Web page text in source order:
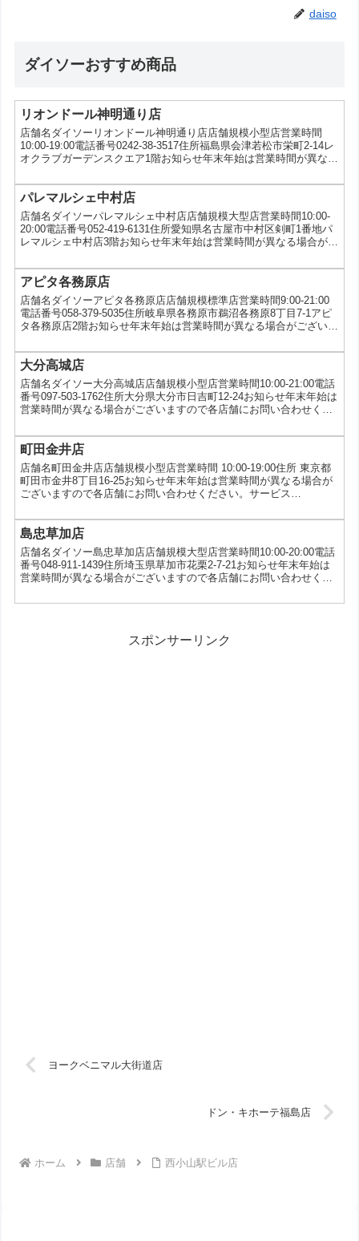
daiso
ダイソーおすすめ商品
リオンドール神明通り店
店舗名ダイソーリオンドール神明通り店店舗規模小型店営業時間
10:00-19:00電話番号0242-38-3517住所福島県会津若松市栄町2-14レ
オクラブガーデンスクエア1階お知らせ年末年始は営業時間が異なる
VIVOナイフキャンペーン、au三太郎の日
パレマルシェ中村店
店舗名ダイソーパレマルシェ中村店店舗規模大型店営業時間10:00-
20:00電話番号052-419-6131住所愛知県名古屋市中村区剣町1番地パ
レマルシェ中村店3階お知らせ年末年始は営業時間が異なる場合がご
キャンペーン、au三太郎の日
アピタ各務原店
店舗名ダイソーアピタ各務原店店舗規模標準店営業時間9:00-21:00
電話番号058-379-5035住所岐阜県各務原市鵜沼各務原8丁目7-1アピ
タ各務原店2階お知らせ年末年始は営業時間が異なる場合がございま
ルキャンペーン、au三太郎の日
大分高城店
店舗名ダイソー大分高城店店舗規模小型店営業時間10:00-21:00電話
番号097-503-1762住所大分県大分市日吉町12-24お知らせ年末年始は
営業時間が異なる場合がございますので各店舗にお問い合わせくだ
日
町田金井店
店舗名町田金井店店舗規模小型店営業時間 10:00-19:00住所 東京都
町田市金井8丁目16-25お知らせ年末年始は営業時間が異なる場合が
ございますので各店舗にお問い合わせください。サービス
島忠草加店
店舗名ダイソー島忠草加店店舗規模大型店営業時間10:00-20:00電話
番号048-911-1439住所埼玉県草加市花栗2-7-21お知らせ年末年始は
営業時間が異なる場合がございますので各店舗にお問い合わせくだ
スポンサーリンク
ヨークベニマル大街道店
ドン・キホーテ福島店
ホーム 店舗 西小山駅ビル店